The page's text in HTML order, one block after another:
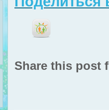
Share this post